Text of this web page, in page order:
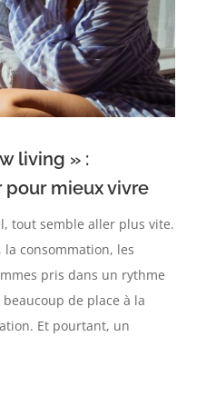
living » :
mieux vivre
tout semble aller plus vite.
consommation, les
pris dans un rythme
de place à la
Et pourtant, un